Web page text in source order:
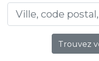
Trouvez